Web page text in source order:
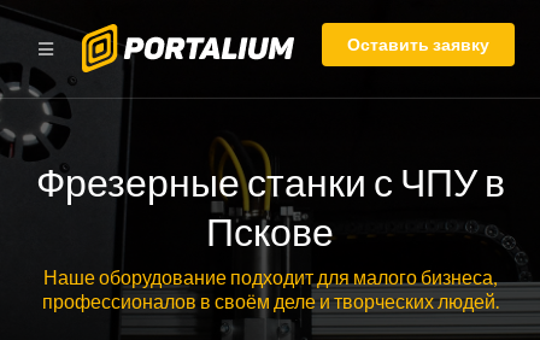
Оставить заявку
Фрезерные станки с ЧПУ в
Пскове
Наше оборудование подходит для малого бизнеса,
профессионалов в своём деле и творческих людей.